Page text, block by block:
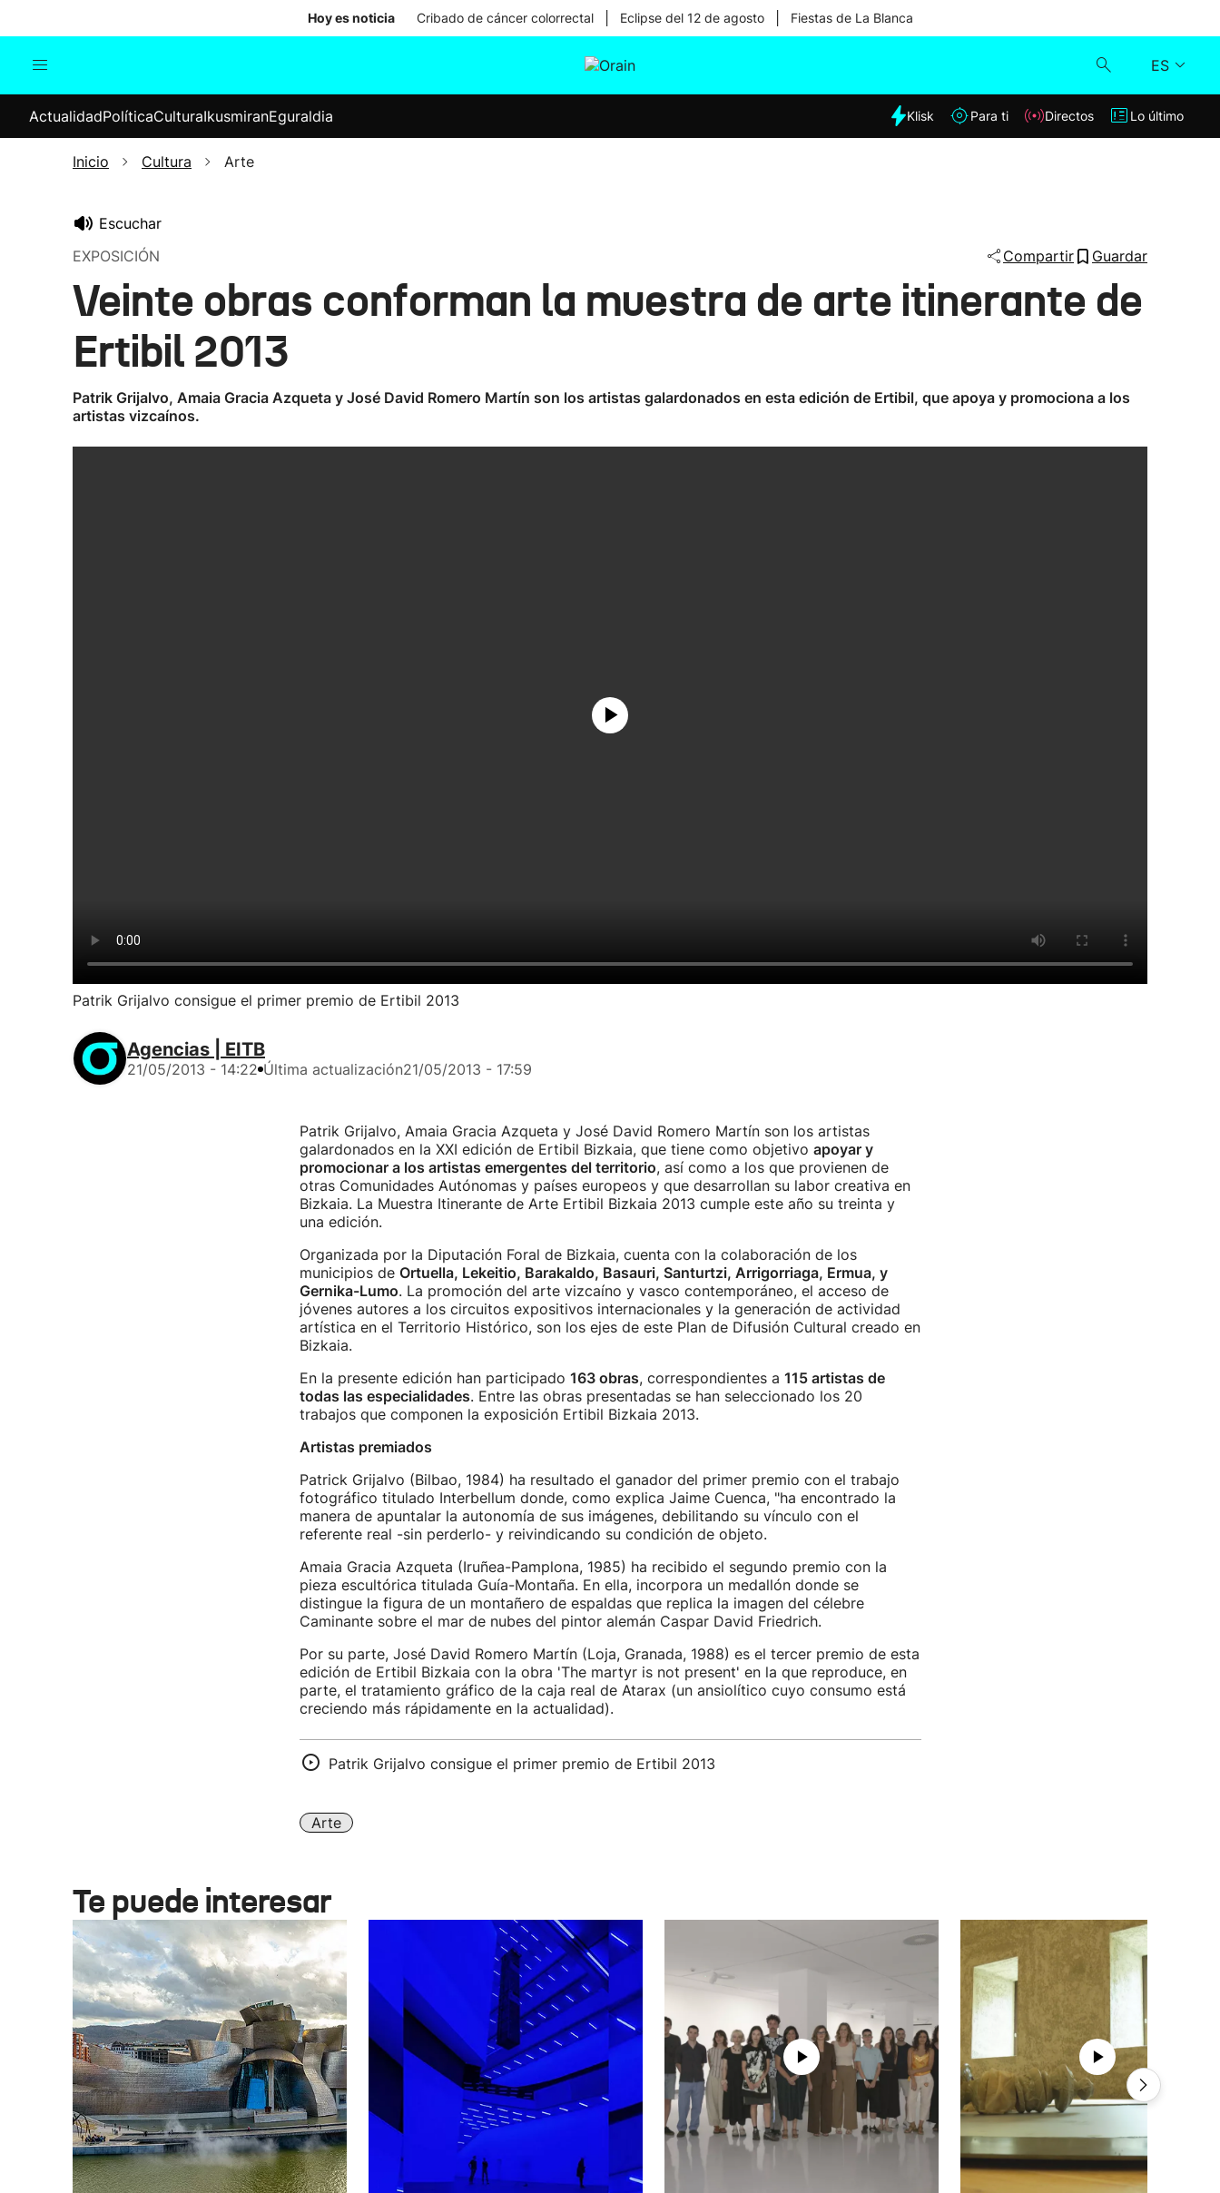
Hoy es noticia Cribado de cáncer colorrectal Eclipse del 12 de agosto Fiestas de La Blanca
ES
Internacional
Elecciones
Klisk
Lo último
ActualidadPolíticaCulturaIkusmiranEguraldia Klisk Para ti Directos Lo último
Inicio Cultura Arte
Escuchar
EXPOSICIÓN
Compartir Guardar
Veinte obras conforman la muestra de arte itinerante de
Ertibil 2013
Patrik Grijalvo, Amaia Gracia Azqueta y José David Romero Martín son los artistas galardonados en esta edición de Ertibil, que apoya y promociona a los
artistas vizcaínos.
Patrik Grijalvo consigue el primer premio de Ertibil 2013
Agencias | EITB
21/05/2013 - 14:22 Última actualización21/05/2013 - 17:59
Patrik Grijalvo, Amaia Gracia Azqueta y José David Romero Martín son los artistas
galardonados en la XXI edición de Ertibil Bizkaia, que tiene como objetivo apoyar y
promocionar a los artistas emergentes del territorio, así como a los que provienen de
otras Comunidades Autónomas y países europeos y que desarrollan su labor creativa en
Bizkaia. La Muestra Itinerante de Arte Ertibil Bizkaia 2013 cumple este año su treinta y
una edición.
Organizada por la Diputación Foral de Bizkaia, cuenta con la colaboración de los
municipios de Ortuella, Lekeitio, Barakaldo, Basauri, Santurtzi, Arrigorriaga, Ermua, y
Gernika-Lumo. La promoción del arte vizcaíno y vasco contemporáneo, el acceso de
jóvenes autores a los circuitos expositivos internacionales y la generación de actividad
artística en el Territorio Histórico, son los ejes de este Plan de Difusión Cultural creado en
Bizkaia.
En la presente edición han participado 163 obras, correspondientes a 115 artistas de
todas las especialidades. Entre las obras presentadas se han seleccionado los 20
trabajos que componen la exposición Ertibil Bizkaia 2013.
Artistas premiados
Patrick Grijalvo (Bilbao, 1984) ha resultado el ganador del primer premio con el trabajo
fotográfico titulado Interbellum donde, como explica Jaime Cuenca, "ha encontrado la
manera de apuntalar la autonomía de sus imágenes, debilitando su vínculo con el
referente real -sin perderlo- y reivindicando su condición de objeto.
Amaia Gracia Azqueta (Iruñea-Pamplona, 1985) ha recibido el segundo premio con la
pieza escultórica titulada Guía-Montaña. En ella, incorpora un medallón donde se
distingue la figura de un montañero de espaldas que replica la imagen del célebre
Caminante sobre el mar de nubes del pintor alemán Caspar David Friedrich.
Por su parte, José David Romero Martín (Loja, Granada, 1988) es el tercer premio de esta
edición de Ertibil Bizkaia con la obra 'The martyr is not present' en la que reproduce, en
parte, el tratamiento gráfico de la caja real de Atarax (un ansiolítico cuyo consumo está
creciendo más rápidamente en la actualidad).
Patrik Grijalvo consigue el primer premio de Ertibil 2013
Arte
Te puede interesar